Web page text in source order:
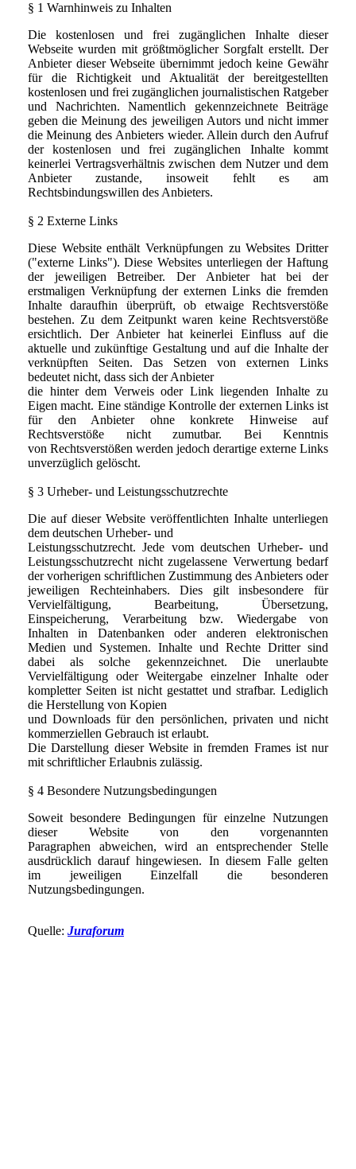
§ 1 Warnhinweis zu Inhalten
Die kostenlosen und frei zugänglichen Inhalte dieser
Webseite wurden mit größtmöglicher Sorgfalt erstellt. Der
Anbieter dieser Webseite übernimmt jedoch keine Gewähr
für die Richtigkeit und Aktualität der bereitgestellten
kostenlosen und frei zugänglichen journalistischen Ratgeber
und Nachrichten. Namentlich gekennzeichnete Beiträge
geben die Meinung des jeweiligen Autors und nicht immer
die Meinung des Anbieters wieder. Allein durch den Aufruf
der kostenlosen und frei zugänglichen Inhalte kommt
keinerlei Vertragsverhältnis zwischen dem Nutzer und dem
Anbieter zustande, insoweit fehlt es am
Rechtsbindungswillen des Anbieters.
§ 2 Externe Links
Diese Website enthält Verknüpfungen zu Websites Dritter
("externe Links"). Diese Websites unterliegen der Haftung
der jeweiligen Betreiber. Der Anbieter hat bei der
erstmaligen Verknüpfung der externen Links die fremden
Inhalte daraufhin überprüft, ob etwaige Rechtsverstöße
bestehen. Zu dem Zeitpunkt waren keine Rechtsverstöße
ersichtlich. Der Anbieter hat keinerlei Einfluss auf die
aktuelle und zukünftige Gestaltung und auf die Inhalte der
verknüpften Seiten. Das Setzen von externen Links
bedeutet nicht, dass sich der Anbieter
die hinter dem Verweis oder Link liegenden Inhalte zu
Eigen macht. Eine ständige Kontrolle der externen Links ist
für den Anbieter ohne konkrete Hinweise auf
Rechtsverstöße nicht zumutbar. Bei Kenntnis
von Rechtsverstößen werden jedoch derartige externe Links
unverzüglich gelöscht.
§ 3 Urheber- und Leistungsschutzrechte
Die auf dieser Website veröffentlichten Inhalte unterliegen
dem deutschen Urheber- und
Leistungsschutzrecht. Jede vom deutschen Urheber- und
Leistungsschutzrecht nicht zugelassene Verwertung bedarf
der vorherigen schriftlichen Zustimmung des Anbieters oder
jeweiligen Rechteinhabers. Dies gilt insbesondere für
Vervielfältigung, Bearbeitung, Übersetzung,
Einspeicherung, Verarbeitung bzw. Wiedergabe von
Inhalten in Datenbanken oder anderen elektronischen
Medien und Systemen. Inhalte und Rechte Dritter sind
dabei als solche gekennzeichnet. Die unerlaubte
Vervielfältigung oder Weitergabe einzelner Inhalte oder
kompletter Seiten ist nicht gestattet und strafbar. Lediglich
die Herstellung von Kopien
und Downloads für den persönlichen, privaten und nicht
kommerziellen Gebrauch ist erlaubt.
Die Darstellung dieser Website in fremden Frames ist nur
mit schriftlicher Erlaubnis zulässig.
§ 4 Besondere Nutzungsbedingungen
Soweit besondere Bedingungen für einzelne Nutzungen
dieser Website von den vorgenannten
Paragraphen abweichen, wird an entsprechender Stelle
ausdrücklich darauf hingewiesen. In diesem Falle gelten
im jeweiligen Einzelfall die besonderen
Nutzungsbedingungen.
Quelle: Juraforum